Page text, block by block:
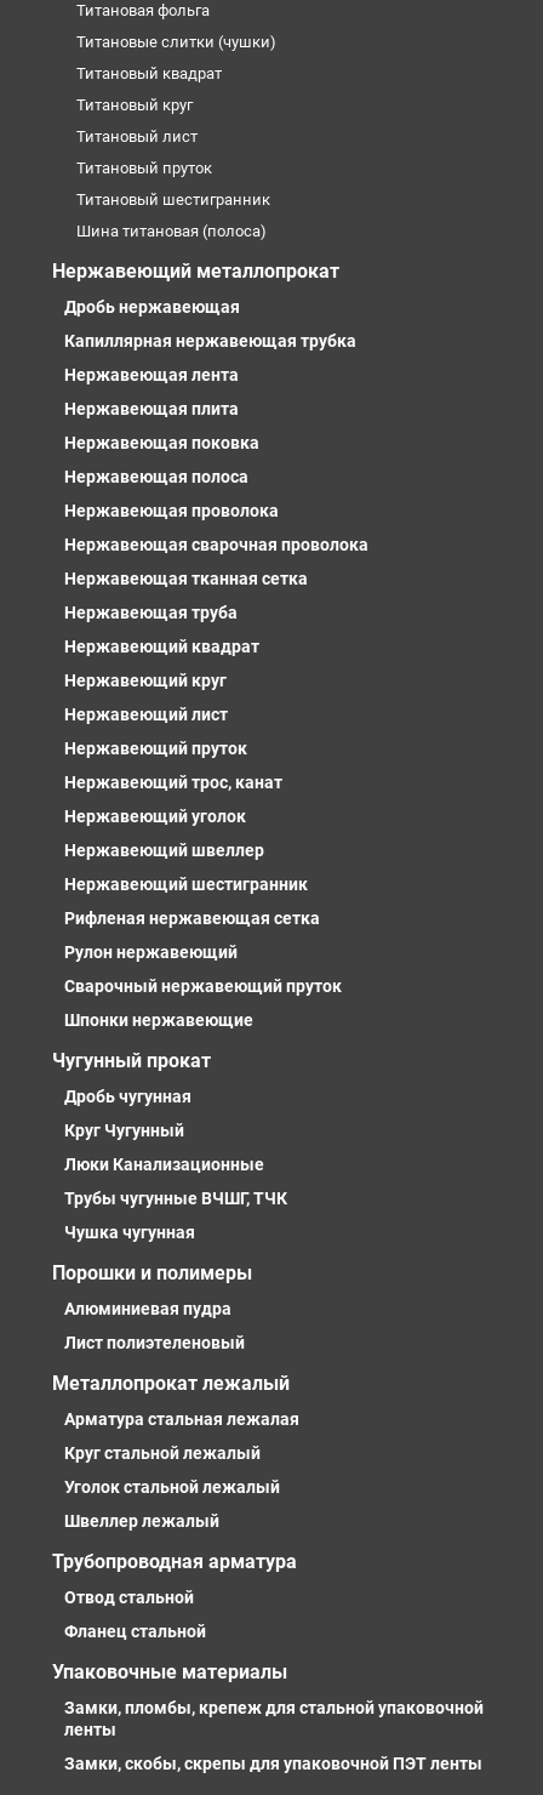
Титановая фольга
Титановые слитки (чушки)
Титановый квадрат
Титановый круг
Титановый лист
Титановый пруток
Титановый шестигранник
Шина титановая (полоса)
Нержавеющий металлопрокат
Дробь нержавеющая
Капиллярная нержавеющая трубка
Нержавеющая лента
Нержавеющая плита
Нержавеющая поковка
Нержавеющая полоса
Нержавеющая проволока
Нержавеющая сварочная проволока
Нержавеющая тканная сетка
Нержавеющая труба
Нержавеющий квадрат
Нержавеющий круг
Нержавеющий лист
Нержавеющий пруток
Нержавеющий трос, канат
Нержавеющий уголок
Нержавеющий швеллер
Нержавеющий шестигранник
Рифленая нержавеющая сетка
Рулон нержавеющий
Сварочный нержавеющий пруток
Шпонки нержавеющие
Чугунный прокат
Дробь чугунная
Круг Чугунный
Люки Канализационные
Трубы чугунные ВЧШГ, ТЧК
Чушка чугунная
Порошки и полимеры
Алюминиевая пудра
Лист полиэтеленовый
Металлопрокат лежалый
Арматура стальная лежалая
Круг стальной лежалый
Уголок стальной лежалый
Швеллер лежалый
Трубопроводная арматура
Отвод стальной
Фланец стальной
Упаковочные материалы
Замки, пломбы, крепеж для стальной упаковочной
ленты
Замки, скобы, скрепы для упаковочной ПЭТ ленты